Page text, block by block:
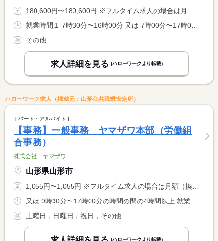
180,600円〜180,600円 ※フルタイム求人の場合は月額（換算額）、パート求人の場合は時間額を表示しています。
その他
求人詳細を見る (ハローワークより転載)
ハローワーク求人（掲載元：山形公共職業安定所）
パート・アルバイト
【事務】一般事務 ヤマザワ本部（労働組
合事務）
株式会社 ヤマザワ
山形県山形市
1,055円〜1,055円 ※フルタイム求人の場合は月額（換算額）、パート求人の場合は時間額を表示しています。
土曜日，日曜日，祝日，その他
(ハローワークより転載)